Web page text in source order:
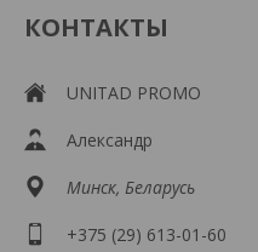
КОНТАКТЫ
UNITAD PROMO
Александр
Минск, Беларусь
+375 (29) 613-01-60